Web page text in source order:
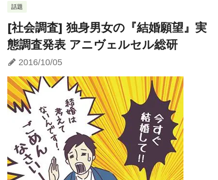
話題
[社会調査] 独身男女の『結婚願望』実
態調査発表 アニヴェルセル総研
2016/10/05